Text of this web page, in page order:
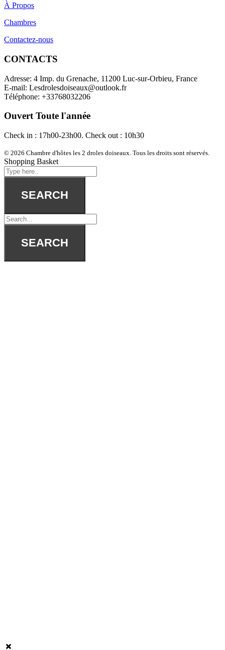
À Propos
Chambres
Contactez-nous
CONTACTS
Adresse: 4 Imp. du Grenache, 11200 Luc-sur-Orbieu, France
E-mail: Lesdrolesdoiseaux@outlook.fr
Téléphone: +33768032206
Ouvert Toute l'année
Check in : 17h00-23h00. Check out : 10h30
© 2026 Chambre d'hôtes les 2 droles doiseaux. Tous les droits sont réservés.
Shopping Basket